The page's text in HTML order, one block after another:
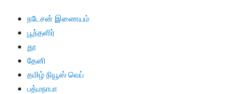
நடேசன் இணையம்
பூந்தளிர்
தூ
தேனி
தமிழ் நியூஸ் வெப்
பத்மநாபா